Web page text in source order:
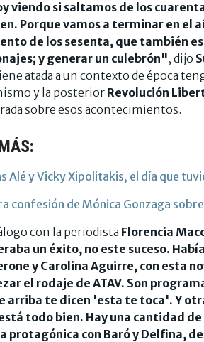
viendo si saltamos de los
Porque vamos a terminar en el
de los sesenta, que también
y generar un culebrón", dijo
atada a un contexto de época
y la posteriorRevolución
sobre esos acontecimientos.
Alé y Vicky Xipolitakis, el día que
confesión de Mónica Gonzaga
con la periodista Florencia
un éxito, no este suceso.
y Carolina Aguirre, con esta
el rodaje de ATAV. Son
arriba te dicen 'esta te toca'. Y
todo bien. Hay una cantidad
protagónica con Baró y Delfina,